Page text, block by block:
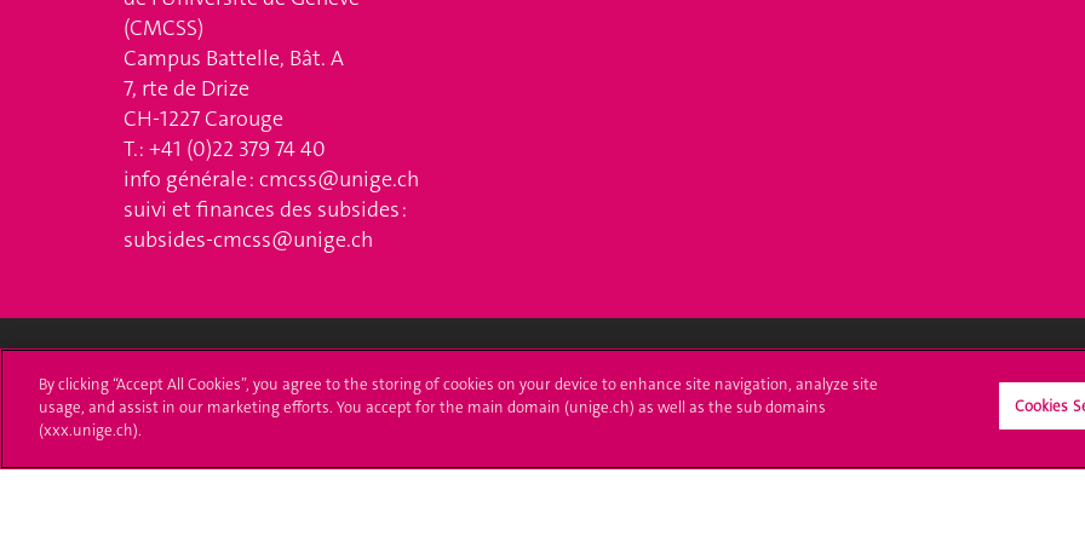
(CMCSS)
Campus Battelle, Bât. A
7, rte de Drize
CH-1227 Carouge
T.: +41 (0)22 379 74 40
info générale : cmcss@unige.ch
suivi et finances des subsides :
subsides-cmcss@unige.ch
Université de Genève
1211 Genève 4
S'inscrire à l'UNIGE L'UNIGE vous informe
By clicking “Accept All Cookies”, you agree to the storing of cookies on your device to enhance site navigation, analyze site
usage, and assist in our marketing efforts. You accept for the main domain (unige.ch) as well as the sub domains
(xxx.unige.ch).
Cookies